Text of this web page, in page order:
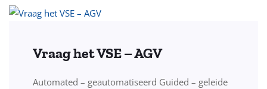
Vraag het VSE – AGV
Automated – geautomatiseerd Guided – geleide